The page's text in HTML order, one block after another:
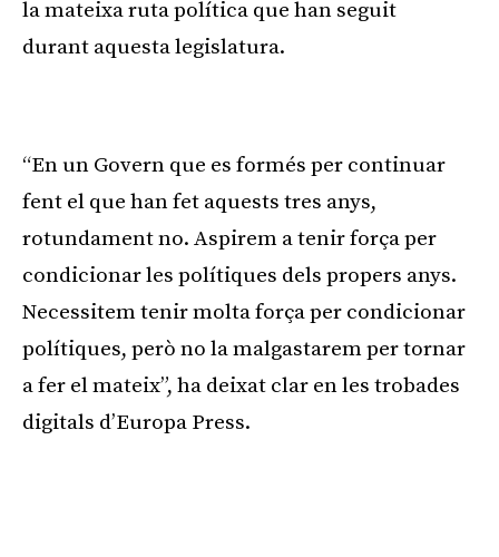
la mateixa ruta política que han seguit
durant aquesta legislatura.
“En un Govern que es formés per continuar
fent el que han fet aquests tres anys,
rotundament no. Aspirem a tenir força per
condicionar les polítiques dels propers anys.
Necessitem tenir molta força per condicionar
polítiques, però no la malgastarem per tornar
a fer el mateix”, ha deixat clar en les trobades
digitals d’Europa Press.